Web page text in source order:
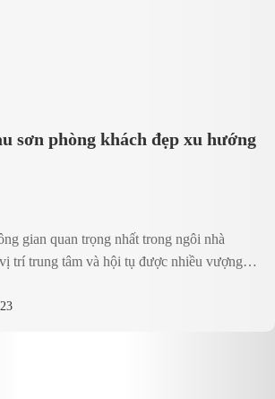
sơn phòng khách đẹp xu hướng
gian quan trọng nhất trong ngôi nhà
trí trung tâm và hội tụ được nhiều vượng
khách đẹp nhất và cách kết hợp chúng để